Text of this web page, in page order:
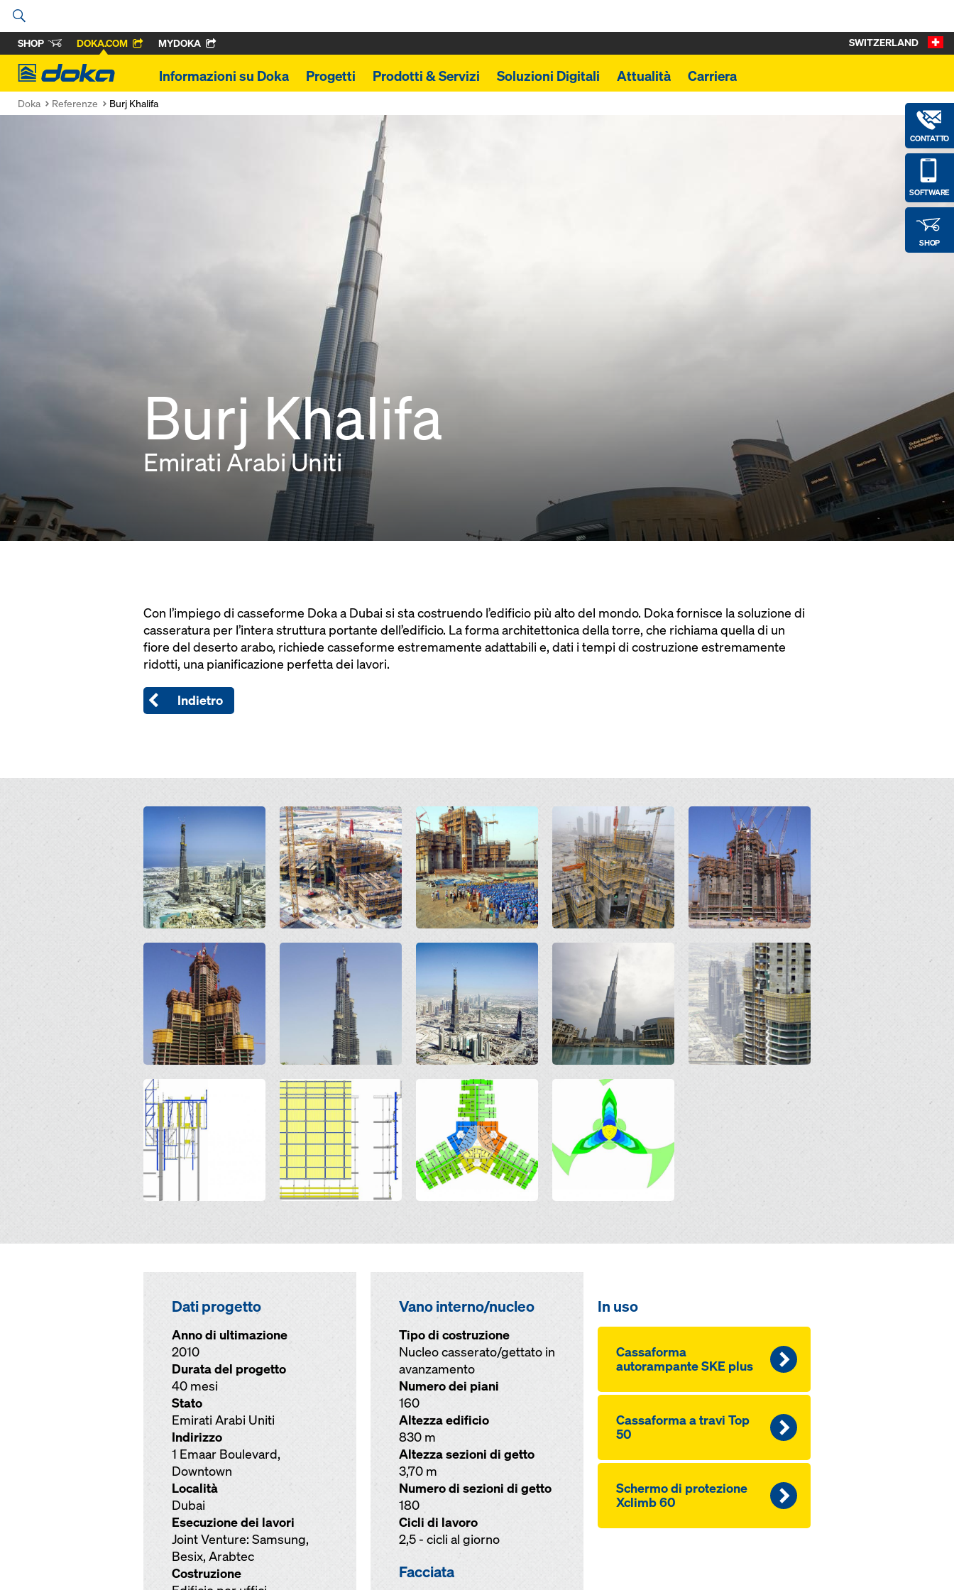
SHOP DOKA.COM MYDOKA
Doka
Informazioni su Doka Progetti Prodotti & Servizi Soluzioni Digitali Attualità Carriera
CONTATTO
SOFTWARE
SHOP
SWITZERLAND
Doka Referenze Burj Khalifa
Burj Khalifa
Emirati Arabi Uniti
Con l’impiego di casseforme Doka a Dubai si sta costruendo l’edificio più alto del mondo. Doka fornisce la soluzione di
casseratura per l’intera struttura portante dell’edificio. La forma architettonica della torre, che richiama quella di un
fiore del deserto arabo, richiede casseforme estremamente adattabili e, dati i tempi di costruzione estremamente
ridotti, una pianificazione perfetta dei lavori.
Indietro
Open Open Open Open Open
Open Open Open Open
Open Open
Dati progetto
Anno di ultimazione
2010
Durata del progetto
40 mesi
Stato
Emirati Arabi Uniti
Indirizzo
1 Emaar Boulevard,
Downtown
Località
Dubai
Esecuzione dei lavori
Joint Venture: Samsung,
Besix, Arabtec
Costruzione
Vano interno/nucleo
Tipo di costruzione
Nucleo casserato/gettato in
avanzamento
Numero dei piani
160
Altezza edificio
830 m
Altezza sezioni di getto
3,70 m
Numero di sezioni di getto
180
Cicli di lavoro
2,5 - cicli al giorno
Facciata
In uso
Cassaforma
autorampante SKE plus
Cassaforma a travi Top
50
Schermo di protezione
Xclimb 60